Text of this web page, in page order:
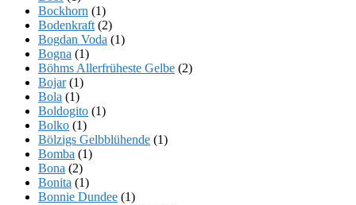
Bockhorn (1)
Bodenkraft (2)
Bogdan Voda (1)
Bogna (1)
Böhms Allerfrüheste Gelbe (2)
Bojar(1)
Bola (1)
Boldogito (1)
Bolko (1)
Bölzigs Gelbblühende (1)
Bomba (1)
Bona (2)
Bonita (1)
Bonnie Dundee (1)